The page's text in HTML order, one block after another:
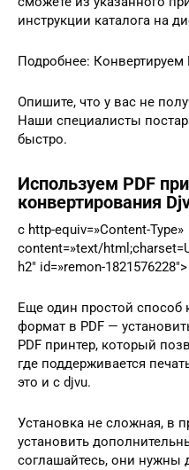
инструкции каталога на
Подробнее: Конвертируем
Опишите, что у вас не
Наши специалисты
быстро.
Используем PDF
конвертирования
c http-equiv=»Content-Type»
content=»text/
h2″ id=»remon-1821576228″>
Еще один простой способ
формат в PDF —
PDF принтер, который
где поддерживается
это и с djvu.
Установка не сложная, в
установить
соглашайтесь, они нужны